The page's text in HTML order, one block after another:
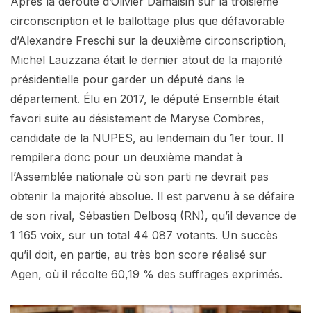
circonscription et le ballottage plus que défavorable
d’Alexandre Freschi sur la deuxième circonscription,
Michel Lauzzana était le dernier atout de la majorité
présidentielle pour garder un député dans le
département. Élu en 2017, le député Ensemble était
favori suite au désistement de Maryse Combres,
candidate de la NUPES, au lendemain du 1er tour. Il
rempilera donc pour un deuxième mandat à
l’Assemblée nationale où son parti ne devrait pas
obtenir la majorité absolue. Il est parvenu à se défaire
de son rival, Sébastien Delbosq (RN), qu’il devance de
1 165 voix, sur un total 44 087 votants. Un succès
qu’il doit, en partie, au très bon score réalisé sur
Agen, où il récolte 60,19 % des suffrages exprimés.